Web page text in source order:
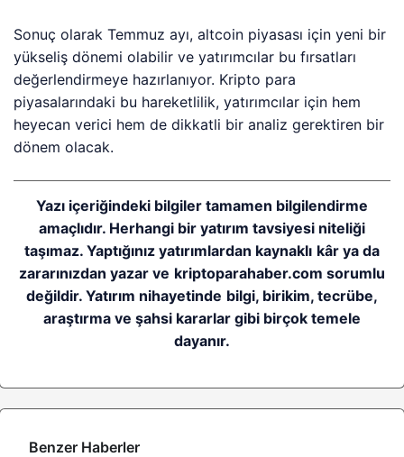
Sonuç olarak Temmuz ayı, altcoin piyasası için yeni bir
yükseliş dönemi olabilir ve yatırımcılar bu fırsatları
değerlendirmeye hazırlanıyor. Kripto para
piyasalarındaki bu hareketlilik, yatırımcılar için hem
heyecan verici hem de dikkatli bir analiz gerektiren bir
dönem olacak.
Yazı içeriğindeki bilgiler tamamen bilgilendirme
amaçlıdır. Herhangi bir yatırım tavsiyesi niteliği
taşımaz. Yaptığınız yatırımlardan kaynaklı kâr ya da
zararınızdan yazar ve kriptoparahaber.com sorumlu
değildir. Yatırım nihayetinde bilgi, birikim, tecrübe,
araştırma ve şahsi kararlar gibi birçok temele
dayanır.
Benzer Haberler